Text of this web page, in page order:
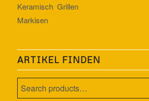
Keramisch Grillen
Markisen
ARTIKEL FINDEN